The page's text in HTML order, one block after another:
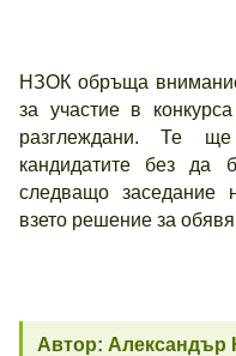
НЗОК обръща
за участие в
разглеждани. Те
кандидатите без да
следващо заседание
взето решение за
Автор: Александър